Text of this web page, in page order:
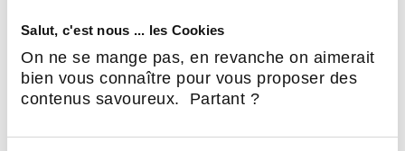
Salut, c'est nous ... les Cookies
On ne se mange pas, en revanche on aimerait
bien vous connaître pour vous proposer des
contenus savoureux. Partant ?
Habitat & Bâtiment
Hôtellerie & Camping
Automobile, Moto et Cycle
Service à la personne